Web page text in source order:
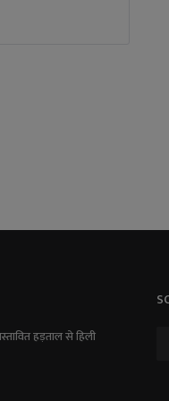
हड़ताल से हिली